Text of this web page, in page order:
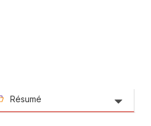
Résumé